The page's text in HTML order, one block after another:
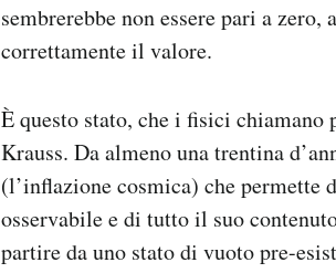
sembrerebbe non essere pari a zero,
correttamente il valore.
È questo stato, che i fisici
Krauss. Da almeno una trentina
(l’inflazione cosmica) che permette
osservabile e di tutto il suo
partire da uno stato di vuoto pre-